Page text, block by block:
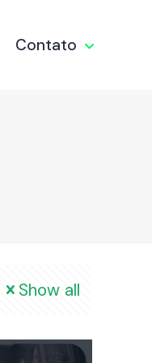
Contato
Show all